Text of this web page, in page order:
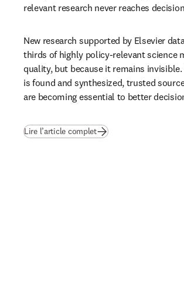
relevant research never reaches
New research supported by Elsevier
thirds of highly policy-relevant science
quality, but because it remains
is found and synthesized, trusted
are becoming essential to better
Lire l’article complet(S’ouvre dans une